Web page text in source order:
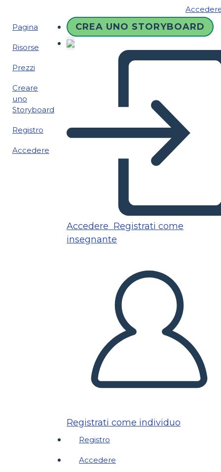
Pagina
Risorse
Prezzi
Creare
uno
Storyboard
Registro
Accedere
CREA UNO STORYBOARD
Accedere Registrati come
insegnante
Registrati come individuo
Registro
Accedere